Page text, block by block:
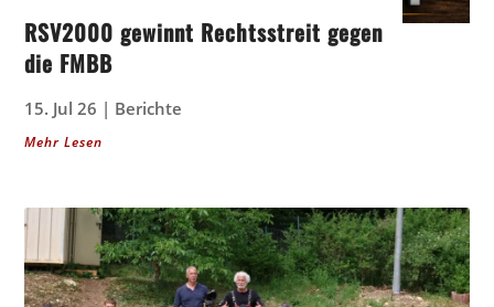
RSV2000 gewinnt Rechtsstreit gegen
die FMBB
15. Jul 26 | Berichte
Mehr Lesen